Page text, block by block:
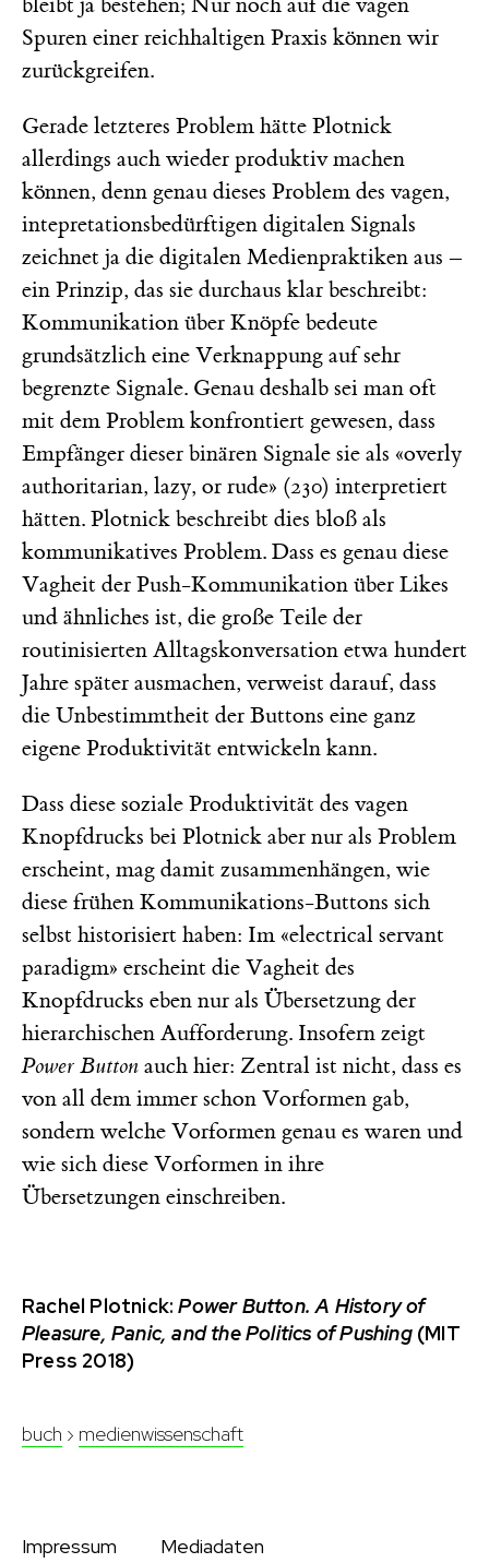
Spuren einer reichhaltigen Praxis können wir
zurückgreifen.
Gerade letzteres Problem hätte Plotnick
allerdings auch wieder produktiv machen
können, denn genau dieses Problem des vagen,
intepretationsbedürftigen digitalen Signals
zeichnet ja die digitalen Medienpraktiken aus –
ein Prinzip, das sie durchaus klar beschreibt:
Kommunikation über Knöpfe bedeute
grundsätzlich eine Verknappung auf sehr
begrenzte Signale. Genau deshalb sei man oft
mit dem Problem konfrontiert gewesen, dass
Empfänger dieser binären Signale sie als «overly
authoritarian, lazy, or rude» (230) interpretiert
hätten. Plotnick beschreibt dies bloß als
kommunikatives Problem. Dass es genau diese
Vagheit der Push-Kommunikation über Likes
und ähnliches ist, die große Teile der
routinisierten Alltagskonversation etwa hundert
Jahre später ausmachen, verweist darauf, dass
die Unbestimmtheit der Buttons eine ganz
eigene Produktivität entwickeln kann.
Dass diese soziale Produktivität des vagen
Knopfdrucks bei Plotnick aber nur als Problem
erscheint, mag damit zusammenhängen, wie
diese frühen Kommunikations-Buttons sich
selbst historisiert haben: Im «electrical servant
paradigm» erscheint die Vagheit des
Knopfdrucks eben nur als Übersetzung der
hierarchischen Aufforderung. Insofern zeigt
Power Button auch hier: Zentral ist nicht, dass es
von all dem immer schon Vorformen gab,
sondern welche Vorformen genau es waren und
wie sich diese Vorformen in ihre
Übersetzungen einschreiben.
Rachel Plotnick:Power Button. A History of
Pleasure, Panic, and the Politics of Pushing (MIT
Press 2018)
buch › medienwissenschaft
Impressum
Mediadaten